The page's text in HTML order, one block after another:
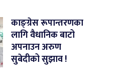
काङ्ग्रेस रूपान्तरणका
लागि वैधानिक बाटो
अपनाउन अरुण
सुबेदीको सुझाव !